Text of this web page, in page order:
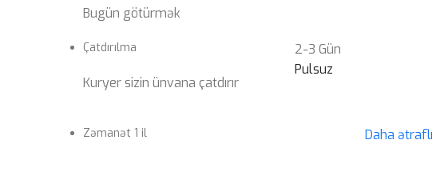
Bugün götürmək
Çatdırılma
Kuryer sizin ünvana çatdırır
2-3 Gün
Pulsuz
Zəmanət 1 il Daha ətraflı